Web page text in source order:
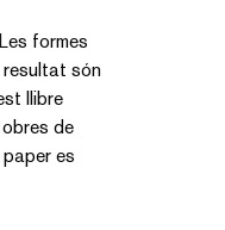
formes
resultat són
llibre
de
es